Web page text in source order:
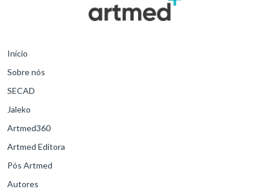
Início
Sobre nós
SECAD
Jaleko
Artmed360
Artmed Editora
Pós Artmed
Autores